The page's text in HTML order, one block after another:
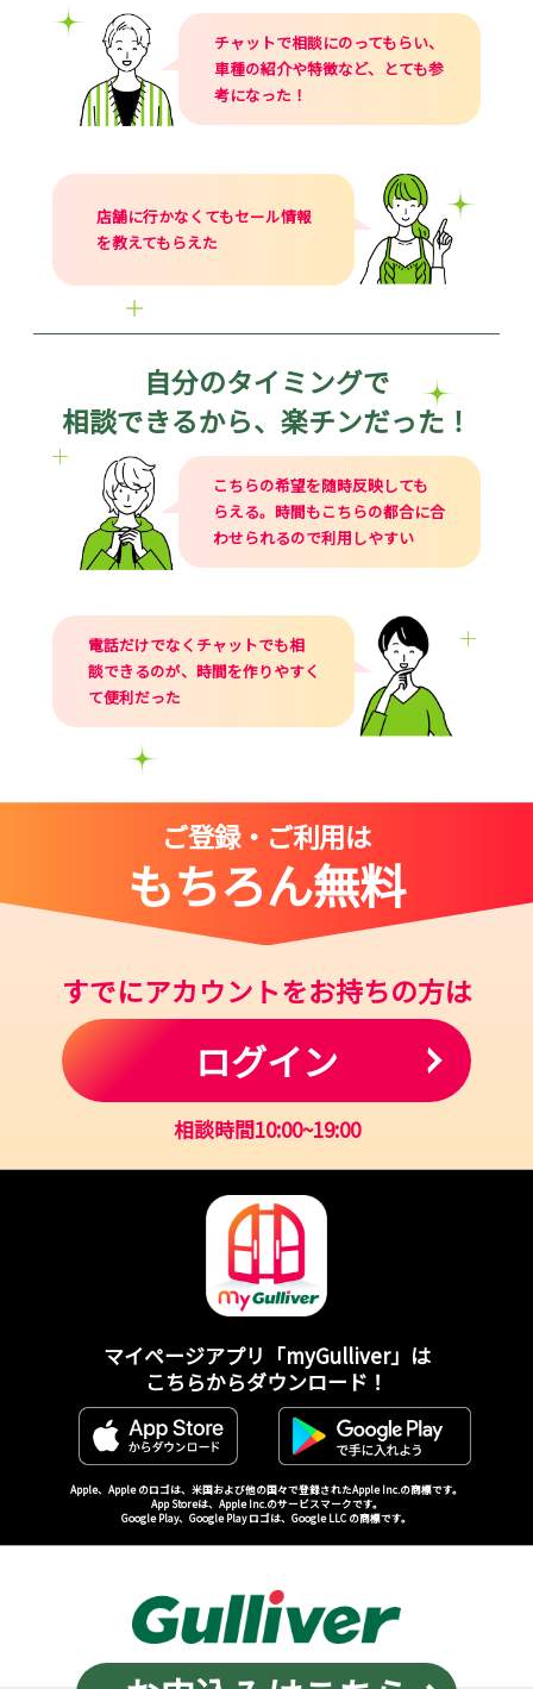
チャットで相談にのってもらい、
車種の紹介や特徴など、とても参
考になった！
店舗に行かなくてもセール情報
を教えてもらえた
自分のタイミングで
相談できるから、楽チンだった！
こちらの希望を随時反映しても
らえる。時間もこちらの都合に合
わせられるので利用しやすい
電話だけでなくチャットでも相
談できるのが、時間を作りやすく
て便利だった
ご登録・ご利用は
もちろん無料
すでにアカウントをお持ちの方は
ログイン
相談時間10:00~19:00
マイページアプリ「myGulliver」は
こちらからダウンロード！
Apple、Apple のロゴは、米国および他の国々で登録されたApple Inc.の商標です。
App Storeは、Apple Inc.のサービスマークです。
Google Play、Google Play ロゴは、Google LLC の商標です。